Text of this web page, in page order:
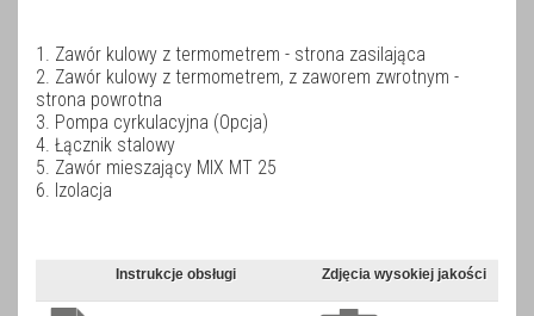
1. Zawór kulowy z termometrem - strona zasilająca
2. Zawór kulowy z termometrem, z zaworem zwrotnym -
strona powrotna
3. Pompa cyrkulacyjna (Opcja)
4. Łącznik stalowy
5. Zawór mieszający MIX MT 25
6. Izolacja
Instrukcje obsługi Zdjęcia wysokiej jakości